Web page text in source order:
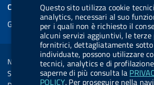
Questo sito utilizza cookie
analytics, necessari al suo
per i quali non è richiesto il
alcuni servizi aggiuntivi, le terze
fornitrici, dettagliatamente sotto
individuate, possono utilizzare
tecnici, analytics e di
saperne di più consulta la
POLICY. Per proseguire nella
l
.
b
u
t
t
s
k
y
u
b
e
l
.
b
u
t
t
COOKIES
Gestione cookie
Sezione Link Utili
Note legali
Social Media Policy